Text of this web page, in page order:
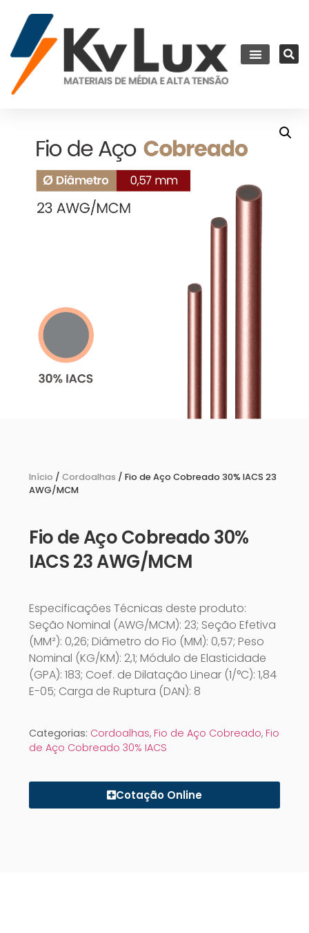
Início / Cordoalhas / Fio de Aço Cobreado 30% IACS 23
AWG/MCM
Fio de Aço Cobreado 30%
IACS 23 AWG/MCM
Especificações Técnicas deste produto:
Seção Nominal (AWG/MCM): 23; Seção Efetiva
(MM²): 0,26; Diâmetro do Fio (MM): 0,57; Peso
Nominal (KG/KM): 2,1; Módulo de Elasticidade
(GPA): 183; Coef. de Dilatação Linear (1/°C): 1,84
E-05; Carga de Ruptura (DAN): 8
Categorias: Cordoalhas, Fio de Aço Cobreado, Fio
de Aço Cobreado 30% IACS
Cotação Online